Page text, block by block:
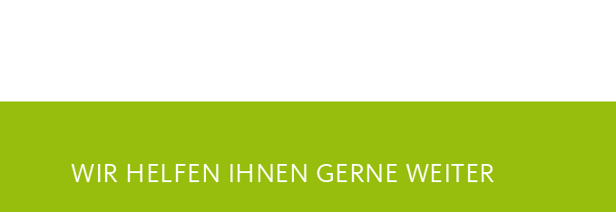
WIR HELFEN IHNEN GERNE WEITER